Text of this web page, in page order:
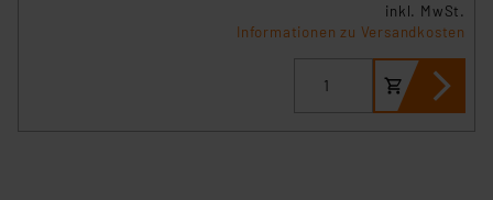
inkl. MwSt.
Informationen zu Versandkosten